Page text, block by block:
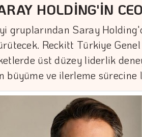
HOLDİNG'İN
gruplarından Saray
Reckitt Türkiye
üst düzey liderlik
büyüme ve ilerleme sürecine